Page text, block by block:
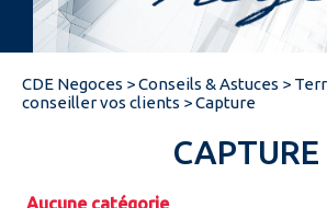
Conseils & Astuces
Actualités
Catalogues produits
CDE Negoces >Conseils & Astuces >
conseiller vos clients >Capture
CAPTURE